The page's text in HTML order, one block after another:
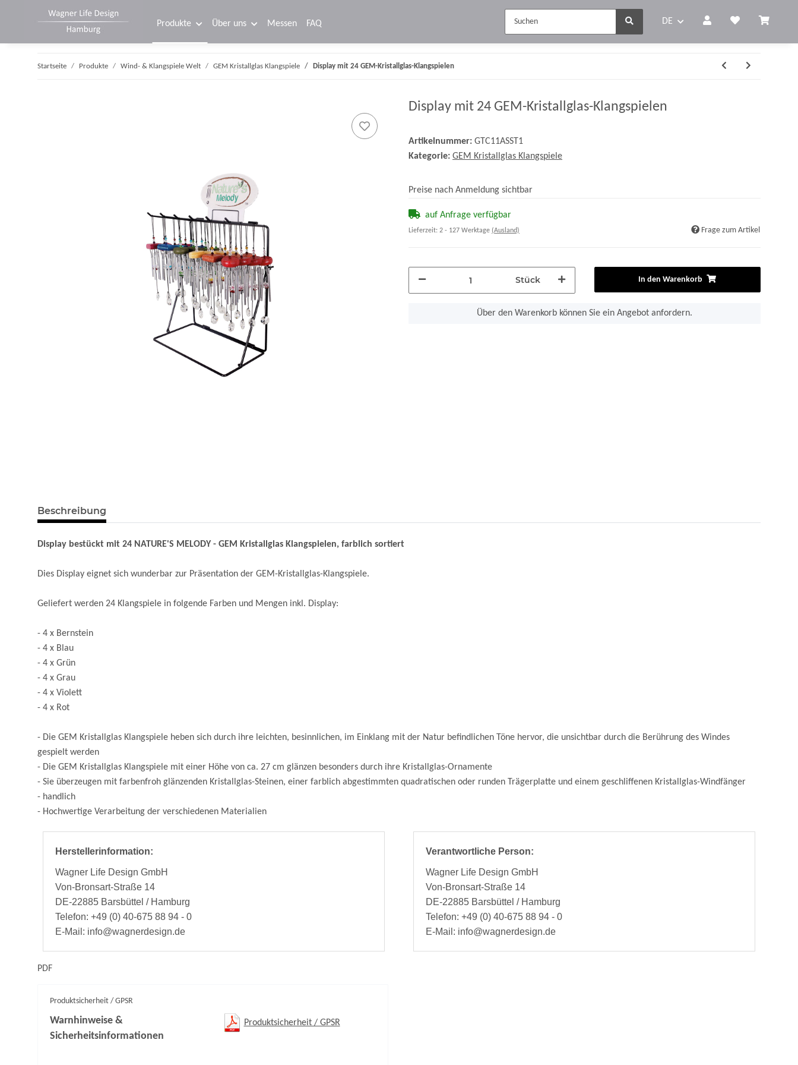
DE
Produkte Über uns Messen FAQ
Startseite Produkte Wind- & Klangspiele Welt GEM Kristallglas Klangspiele Display mit 24 GEM-Kristallglas-Klangspielen
Display mit 24 GEM-Kristallglas-Klangspielen
Artikelnummer: GTC11ASST1
Kategorie: GEM Kristallglas Klangspiele
Preise nach Anmeldung sichtbar
auf Anfrage verfügbar
Lieferzeit: 2 - 127 Werktage (Ausland) Frage zum Artikel
Stück In den Warenkorb
Über den Warenkorb können Sie ein Angebot anfordern.
Beschreibung
Display bestückt mit 24 NATURE'S MELODY - GEM Kristallglas Klangspielen, farblich sortiert
Dies Display eignet sich wunderbar zur Präsentation der GEM-Kristallglas-Klangspiele.
Geliefert werden 24 Klangspiele in folgende Farben und Mengen inkl. Display:
- 4 x Bernstein
- 4 x Blau
- 4 x Grün
- 4 x Grau
- 4 x Violett
- 4 x Rot
- Die GEM Kristallglas Klangspiele heben sich durch ihre leichten, besinnlichen, im Einklang mit der Natur befindlichen Töne hervor, die unsichtbar durch die Berührung des Windes
gespielt werden
- Die GEM Kristallglas Klangspiele mit einer Höhe von ca. 27 cm glänzen besonders durch ihre Kristallglas-Ornamente
- Sie überzeugen mit farbenfroh glänzenden Kristallglas-Steinen, einer farblich abgestimmten quadratischen oder runden Trägerplatte und einem geschliffenen Kristallglas-Windfänger
- handlich
- Hochwertige Verarbeitung der verschiedenen Materialien
Herstellerinformation:
Wagner Life Design GmbH
Von-Bronsart-Straße 14
DE-22885 Barsbüttel / Hamburg
Telefon: +49 (0) 40-675 88 94 - 0
E-Mail: info@wagnerdesign.de
Verantwortliche Person:
Wagner Life Design GmbH
Von-Bronsart-Straße 14
DE-22885 Barsbüttel / Hamburg
Telefon: +49 (0) 40-675 88 94 - 0
E-Mail: info@wagnerdesign.de
PDF
Produktsicherheit / GPSR
Warnhinweise &
Sicherheitsinformationen
Produktsicherheit / GPSR